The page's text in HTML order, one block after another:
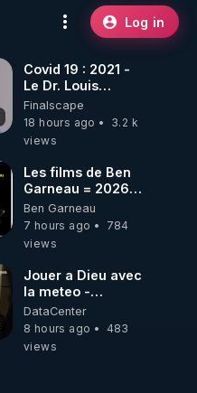
Log in
Covid 19 : 2021 -
Le Dr. Louis
Fouché renverse
le plateau de
CNews !
Finalscape
18 hours ago
3.2 k
views
Les films de Ben
Garneau = 2026-
08-08
Ben Garneau
7 hours ago
784
views
Jouer a Dieu avec
la meteo -
Citoicitoyen
DataCenter
8 hours ago
483
views